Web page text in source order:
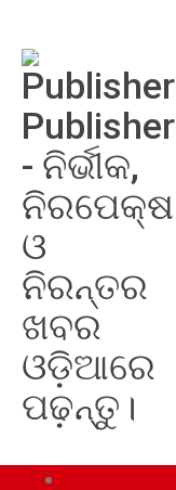
Publisher
- ନିର୍ଭୀକ,
ନିରପେକ୍ଷ
ଓ
ନିରନ୍ତର
ଖବର
ଓଡ଼ିଆରେ
ପଢ଼ନ୍ତୁ।